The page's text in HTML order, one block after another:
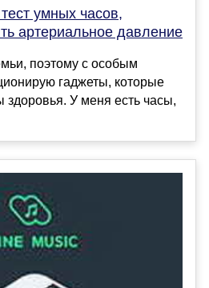
умных часов,
артериальное давление
поэтому с особым
гаджеты, которые
здоровья. У меня есть часы,